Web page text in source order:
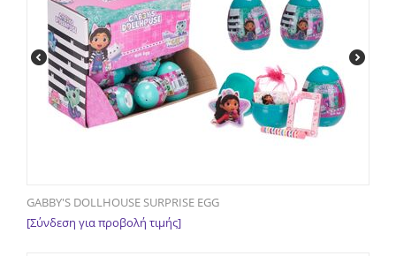
GABBY'S DOLLHOUSE SURPRISE EGG
[Σύνδεση για προβολή τιμής]